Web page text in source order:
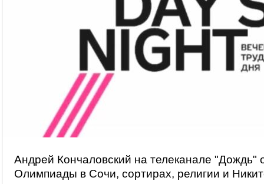
Андрей Кончаловский на телеканале "Дождь"
Олимпиады в Сочи, сортирах, религии и